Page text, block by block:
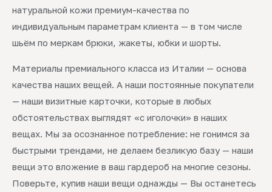
натуральной кожи премиум-качества по
индивидуальным параметрам клиента — в том числе
шьём по меркам брюки, жакеты, юбки и шорты.
Материалы премиального класса из Италии — основа
качества наших вещей. А наши постоянные покупатели
— наши визитные карточки, которые в любых
обстоятельствах выглядят «с иголочки» в наших
вещах. Мы за осознанное потребление: не гонимся за
быстрыми трендами, не делаем безликую базу — наши
вещи это вложение в ваш гардероб на многие сезоны.
Поверьте, купив наши вещи однажды — Вы останетесь